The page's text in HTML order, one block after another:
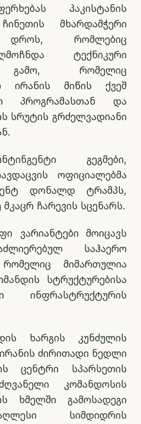
პაკისტანის
მხარდამჭერი
დროს, რომლებიც
ტექნიკური
გამო, რომელიც
ირანის მიწის ქვეშ
პროგრამასთან და
სრუტის გრძელვადიანი
გეგმები,
ოფიციალებმა
დონალდ ტრამპს,
ჩარევის სცენარს.
ვარიანტები მოიცავს
საჰაერო
მიმართულია
სტრუქტურებისა
ინფრასტრუქტურის
ხარგის კუნძულის
ძირითადი ნედლი
ცენტრი სპარსეთის
კომანდოსის
ხმელში გამოსადეგი
სიმდიდრის